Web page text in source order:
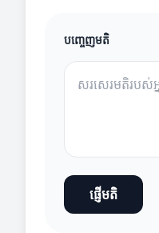
បញ្ចេញមតិ
ផ្ញើមតិ